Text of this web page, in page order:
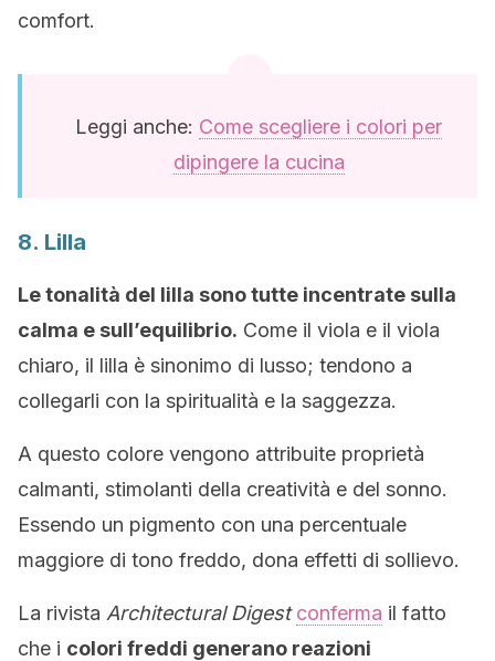
comfort.
Leggi anche: Come scegliere i colori per
dipingere la cucina
8. Lilla
Le tonalità del lilla sono tutte incentrate sulla
calma e sull’equilibrio. Come il viola e il viola
chiaro, il lilla è sinonimo di lusso; tendono a
collegarli con la spiritualità e la saggezza.
A questo colore vengono attribuite proprietà
calmanti, stimolanti della creatività e del sonno.
Essendo un pigmento con una percentuale
maggiore di tono freddo, dona effetti di sollievo.
La rivista Architectural Digest conferma il fatto
che i colori freddi generano reazioni